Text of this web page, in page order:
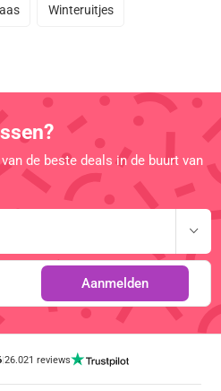
Winteruitjes
de beste deals in de buurt van
Aanmelden
|26.021 reviews